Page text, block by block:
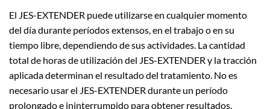
El JES-EXTENDER puede utilizarse en cualquier momento
del día durante períodos extensos, en el trabajo o en su
tiempo libre, dependiendo de sus actividades. La cantidad
total de horas de utilización del JES-EXTENDER y la tracción
aplicada determinan el resultado del tratamiento. No es
necesario usar el JES-EXTENDER durante un período
prolongado e ininterrumpido para obtener resultados.